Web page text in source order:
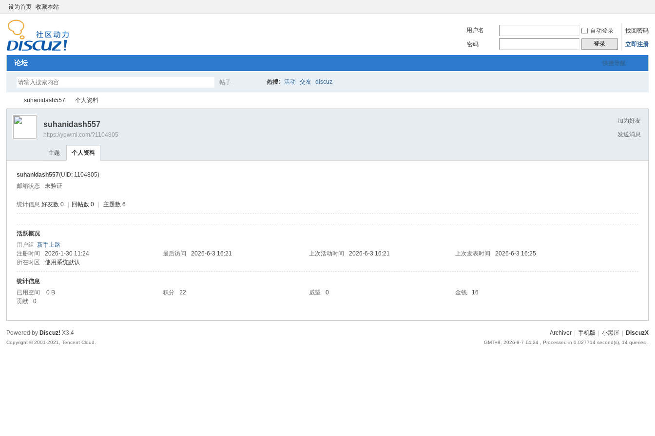
设为首页 收藏本站
用户名 自动登录
找回密码
密码
登录 立即注册
快捷导航
论坛
帖子 热搜: 活动 交友 discuz
uz!
›
suhanidash557 个人资料
加为好友
发送消息
suhanidash557
https://yqwml.com/?1104805
主题 个人资料
suhanidash557(UID: 1104805)
邮箱状态
未验证
统计信息 好友数 0 回帖数 0 主题数 6
活跃概况
用户组新手上路
注册时间
2026-1-30 11:24 最后访问 2026-6-3 16:21 上次活动时间 2026-6-3 16:21 上次发表时间
2026-6-3 16:25
所在时区
使用系统默认
统计信息
已用空间
0 B 积分 22 威望 0 金钱
16
贡献
0
Archiver 手机版 小黑屋 DiscuzX
GMT+8, 2026-8-7 14:24, Processed in 0.027714 second(s), 14 queries .
Powered by Discuz! X3.4
Copyright © 2001-2021, Tencent Cloud.